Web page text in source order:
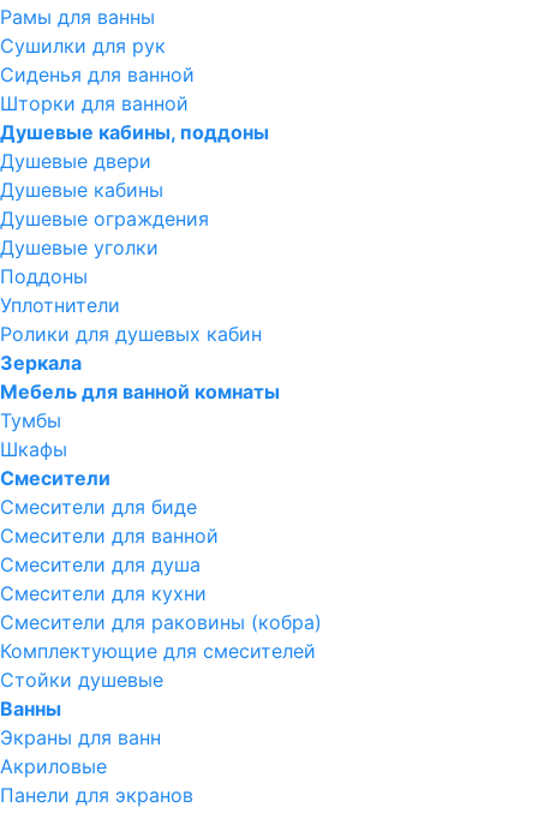
Рамы для ванны
Сушилки для рук
Сиденья для ванной
Шторки для ванной
Душевые кабины, поддоны
Душевые двери
Душевые кабины
Душевые ограждения
Душевые уголки
Поддоны
Уплотнители
Ролики для душевых кабин
Зеркала
Мебель для ванной комнаты
Тумбы
Шкафы
Смесители
Смесители для биде
Смесители для ванной
Смесители для душа
Смесители для кухни
Смесители для раковины (кобра)
Комплектующие для смесителей
Стойки душевые
Ванны
Экраны для ванн
Акриловые
Панели для экранов